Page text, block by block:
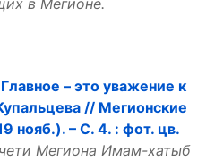
– это уважение к
// Мегионские
нояб.). – С. 4. : фот. цв.
Мегиона Имам-хатыб